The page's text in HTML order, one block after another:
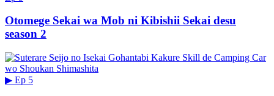
Otomege Sekai wa Mob ni Kibishii Sekai desu
season 2
▶ Ep 5